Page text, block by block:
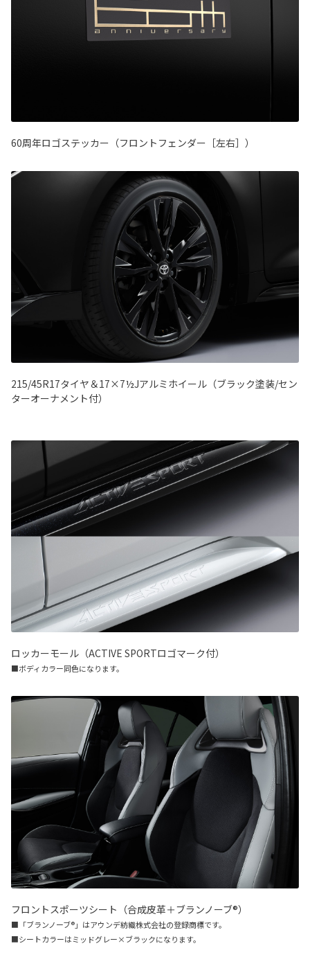
60周年ロゴステッカー（フロントフェンダー［左右］）
215/45R17タイヤ＆17×7½Jアルミホイール（ブラック塗装/セン
ターオーナメント付）
ロッカーモール（ACTIVE SPORTロゴマーク付）
■ボディカラー同色になります。
フロントスポーツシート（合成皮革＋ブランノーブ®）
■「ブランノーブ®」はアウンデ紡織株式会社の登録商標です。
■シートカラーはミッドグレー×ブラックになります。